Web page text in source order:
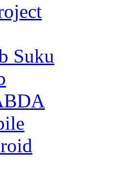
Suku